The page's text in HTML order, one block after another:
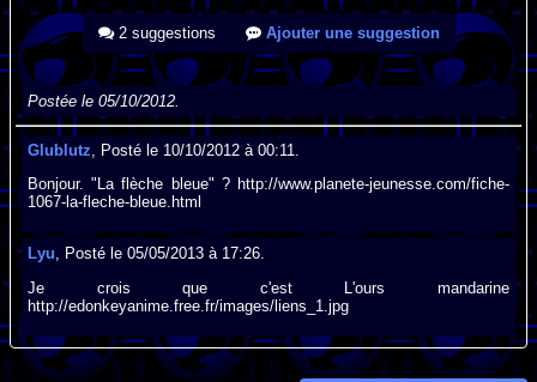
2 suggestions Ajouter une suggestion
Postée le 05/10/2012.
Glublutz , Posté le 10/10/2012 à 00:11.
Bonjour. "La flèche bleue" ? http://www.planete-jeunesse.com/fiche-
1067-la-fleche-bleue.html
Lyu, Posté le 05/05/2013 à 17:26.
Je crois que c'est L'ours mandarine
http://edonkeyanime.free.fr/images/liens_1.jpg